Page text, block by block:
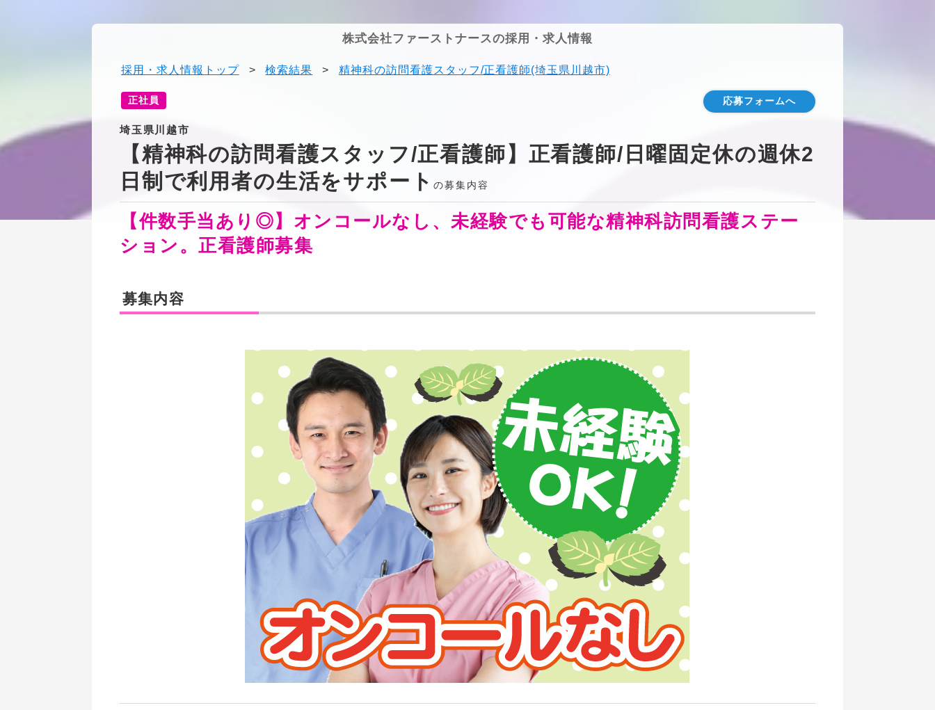
株式会社ファーストナースの採用・求人情報
採用・求人情報トップ > 検索結果 > 精神科の訪問看護スタッフ/正看護師(埼玉県川越市)
正社員 応募フォームへ
埼玉県川越市
【精神科の訪問看護スタッフ/正看護師】正看護師/日曜固定休の週休2
日制で利用者の生活をサポートの募集内容
【件数手当あり◎】オンコールなし、未経験でも可能な精神科訪問看護ステー
ション。正看護師募集
募集内容